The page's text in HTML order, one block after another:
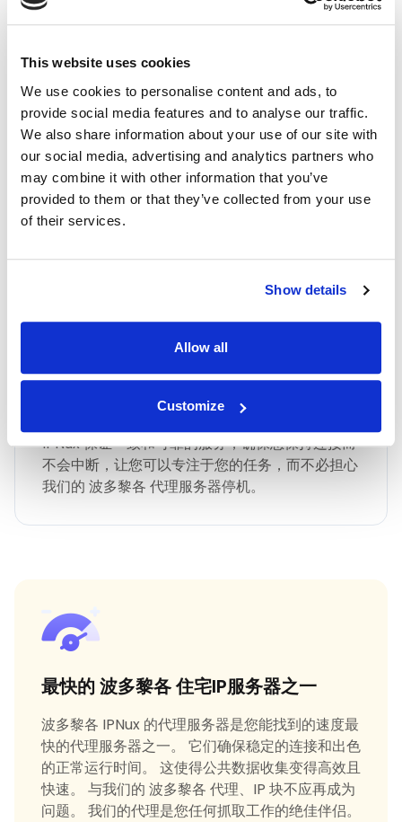
This website uses cookies
We use cookies to personalise content and ads, to
provide social media features and to analyse our traffic.
We also share information about your use of our site with
our social media, advertising and analytics partners who
may combine it with other information that you’ve
provided to them or that they’ve collected from your use
of their services.
Show details
Allow all
Customize
最高品质
通过 IPnux 采用业界最高质量的代理。 我们的代
理经过精心策划，可提供卓越的性能、无与伦比的
安全性和无缝的在线匿名性。 相信我们对满足您
所有代理需求的质量承诺，包括 波多黎各 住宅代
最快 波多黎各 正常运行时间
IPNux 保证一致和可靠的服务，确保您保持连接而
不会中断，让您可以专注于您的任务，而不必担心
我们的 波多黎各 代理服务器停机。
最快的 波多黎各 住宅IP服务器之一
波多黎各 IPNux 的代理服务器是您能找到的速度最
快的代理服务器之一。 它们确保稳定的连接和出色
的正常运行时间。 这使得公共数据收集变得高效且
快速。 与我们的 波多黎各 代理、IP 块不应再成为
问题。 我们的代理是您任何抓取工作的绝佳伴侣。